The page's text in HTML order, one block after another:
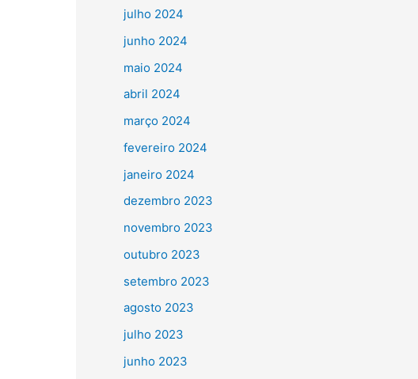
julho 2024
junho 2024
maio 2024
abril 2024
março 2024
fevereiro 2024
janeiro 2024
dezembro 2023
novembro 2023
outubro 2023
setembro 2023
agosto 2023
julho 2023
junho 2023